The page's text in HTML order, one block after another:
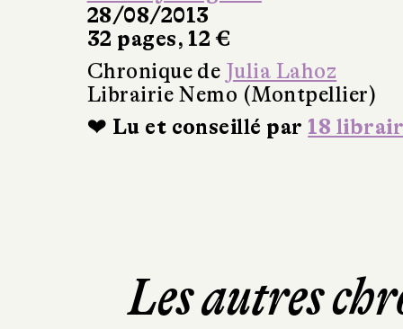
28/08/2013
32 pages, 12 €
Chronique de Julia Lahoz
Librairie Nemo (Montpellier)
❤ Lu et conseillé par 18
Les autres